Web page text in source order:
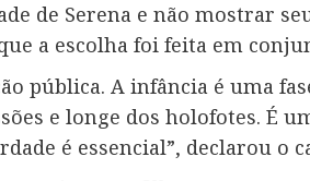
de Serena e não mostrar
a escolha foi feita em
pública. A infância é uma
e longe dos holofotes. É
é essencial”, declarou o